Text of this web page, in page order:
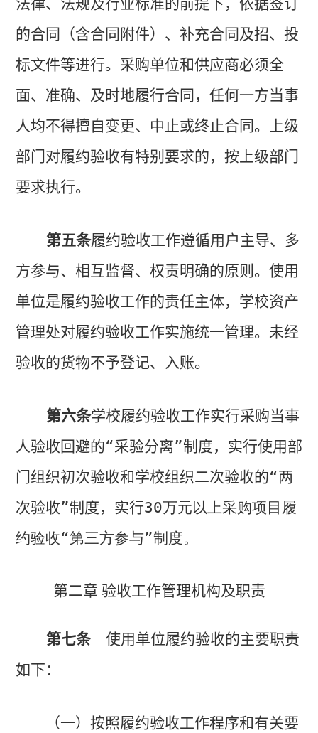
的合同（含合同附件）、补充合同及招、投
标文件等进行。采购单位和供应商必须全
面、准确、及时地履行合同，任何一方当事
人均不得擅自变更、中止或终止合同。上级
部门对履约验收有特别要求的，按上级部门
要求执行。
第五条履约验收工作遵循用户主导、多
方参与、相互监督、权责明确的原则。 使用
单位是履约验收工作的责任主体，学校资产
管理处对履约验收工作实施统一管理。 未经
验收的货物不予登记、入账。
第六条学校履约验收工作实行采购当事
人验收回避的“采验分离”制度，实行使用部
门组织初次验收和学校组织二次验收的“两
次验收”制度，实行30万元以上采购项目履
约验收“第三方参与”制度。
第二章 验收工作管理机构及职责
第七条使用单位履约验收的主要职责
如下：
（一）按照履约验收工作程序和有关要